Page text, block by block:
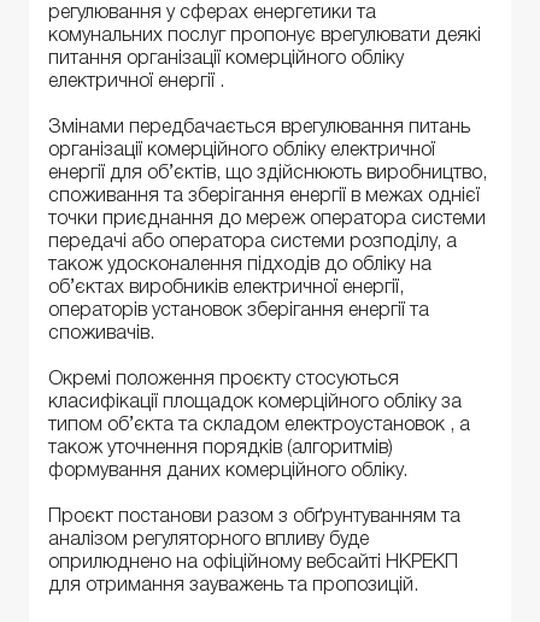
регулювання у сферах енергетики та
комунальних послуг пропонує врегулювати деякі
питання організації комерційного обліку
електричної енергії .
Змінами передбачається врегулювання питань
організації комерційного обліку електричної
енергії для об’єктів, що здійснюють виробництво,
споживання та зберігання енергії в межах однієї
точки приєднання до мереж оператора системи
передачі або оператора системи розподілу, а
також удосконалення підходів до обліку на
об’єктах виробників електричної енергії,
операторів установок зберігання енергії та
споживачів.
Окремі положення проєкту стосуються
класифікації площадок комерційного обліку за
типом об’єкта та складом електроустановок , а
також уточнення порядків (алгоритмів)
формування даних комерційного обліку.
Проєкт постанови разом з обґрунтуванням та
аналізом регуляторного впливу буде
оприлюднено на офіційному вебсайті НКРЕКП
для отримання зауважень та пропозицій.